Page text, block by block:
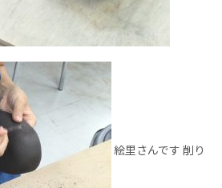
絵里さんです 削り